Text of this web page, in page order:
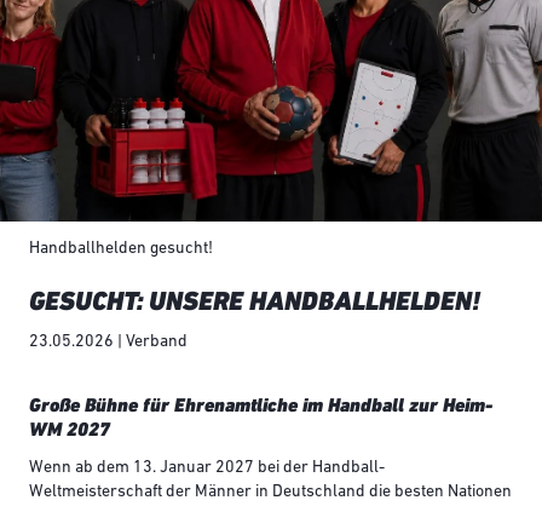
Handballhelden gesucht!
GESUCHT: UNSERE HANDBALLHELDEN!
23.05.2026 | Verband
Große Bühne für Ehrenamtliche im Handball zur Heim-
WM 2027
Wenn ab dem 13. Januar 2027 bei der Handball-
Weltmeisterschaft der Männer in Deutschland die besten Nationen